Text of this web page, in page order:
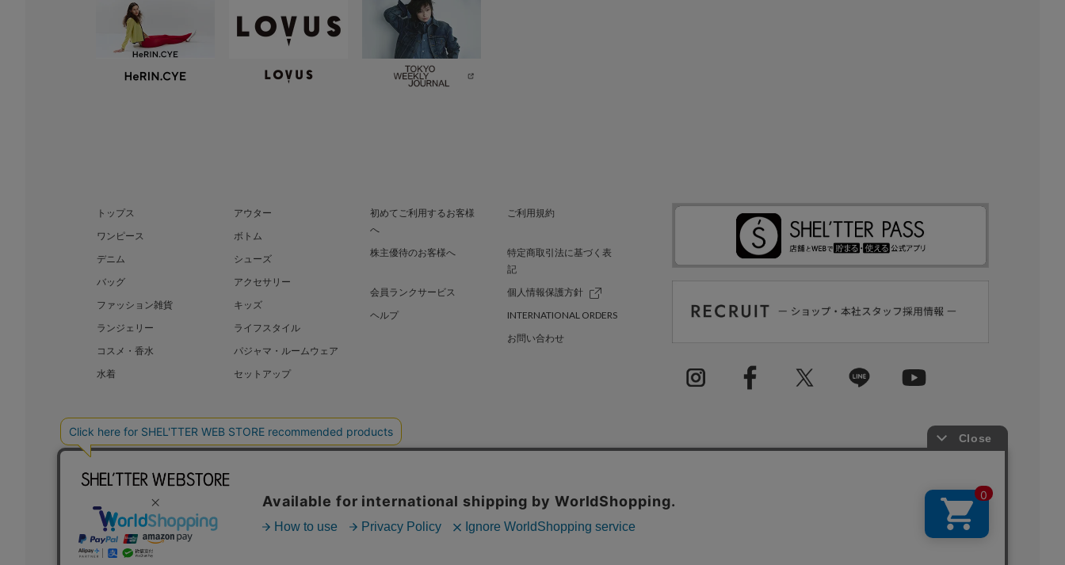
トップス
アウター
ワンピース
ボトム
デニム
シューズ
バッグ
アクセサリー
ファッション雑貨
キッズ
ランジェリー
ライフスタイル
コスメ・香水
パジャマ・ルームウェア
水着
セットアップ
初めてご利用するお客様
へ
ご利用規約
株主優待のお客様へ
特定商取引法に基づく表
記
会員ランクサービス
個人情報保護方針
ヘルプ
INTERNATIONAL ORDERS
お問い合わせ
BAROQUE JAPAN LIMITED SHEL’TTER GREEN 採用情報
COPYRIGHT © BAROQUE JAPAN LIMITED ALL RIGHTS RESERVED.